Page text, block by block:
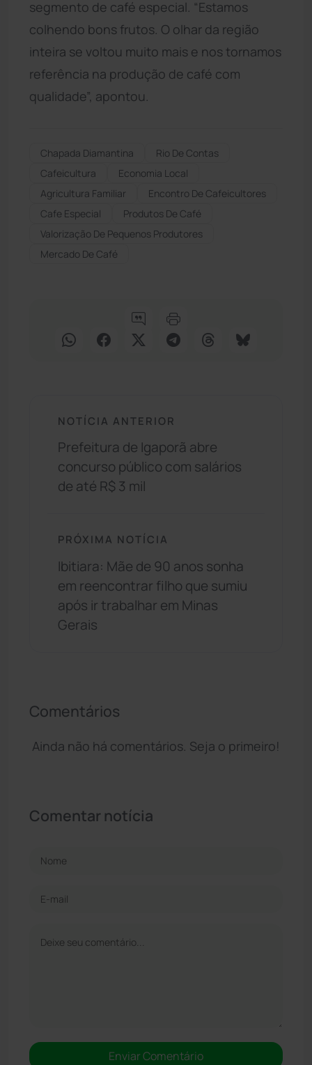
segmento de café especial. “Estamos
colhendo bons frutos. O olhar da região
inteira se voltou muito mais e nos tornamos
referência na produção de café com
qualidade”, apontou.
Chapada Diamantina
Rio De Contas
Cafeicultura
Economia Local
Agricultura Familiar
Encontro De Cafeicultores
Cafe Especial
Produtos De Café
Valorização De Pequenos Produtores
Mercado De Café
NOTÍCIA ANTERIOR
Prefeitura de Igaporã abre
concurso público com salários
de até R$ 3 mil
PRÓXIMA NOTÍCIA
Ibitiara: Mãe de 90 anos sonha
em reencontrar filho que sumiu
após ir trabalhar em Minas
Gerais
Comentários
Ainda não há comentários. Seja o primeiro!
Comentar notícia